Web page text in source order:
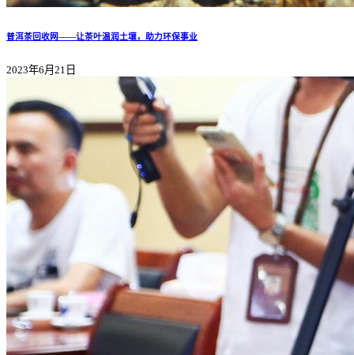
普洱茶回收网——让茶叶温润土壤，助力环保事业
2023年6月21日